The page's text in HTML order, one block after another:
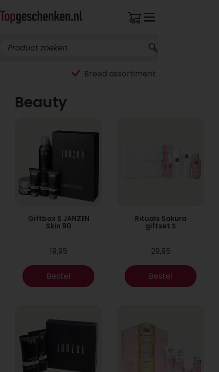
Breed assortiment
Beauty
Giftbox S JANZEN
Skin 90
19,95
Bestel
Rituals Sakura
giftset S
29,95
Bestel